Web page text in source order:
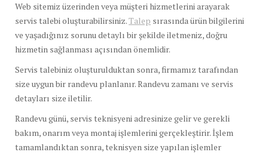
Web sitemiz üzerinden veya müşteri hizmetlerini arayarak
servis talebi oluşturabilirsiniz.Talep sırasında ürün bilgilerini
ve yaşadığınız sorunu detaylı bir şekilde iletmeniz, doğru
hizmetin sağlanması açısından önemlidir.
Servis talebiniz oluşturulduktan sonra, firmamız tarafından
size uygun bir randevu planlanır. Randevu zamanı ve servis
detayları size iletilir.
Randevu günü, servis teknisyeni adresinize gelir ve gerekli
bakım, onarım veya montaj işlemlerini gerçekleştirir. İşlem
tamamlandıktan sonra, teknisyen size yapılan işlemler